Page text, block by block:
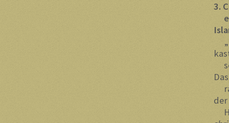
3.
der